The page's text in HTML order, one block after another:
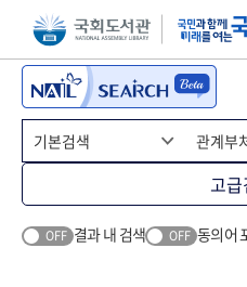
본문 바로가기주메뉴 바로가기
고
OFF 결과 내 검색 OFF 동의어